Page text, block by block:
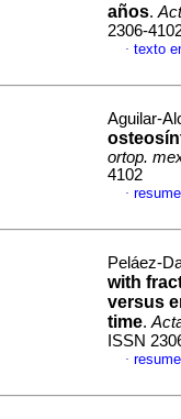
años.
2306-
· texto
Aguilar-
ortop.
4102
·
Peláez-
with
versus
time.
ISSN
·